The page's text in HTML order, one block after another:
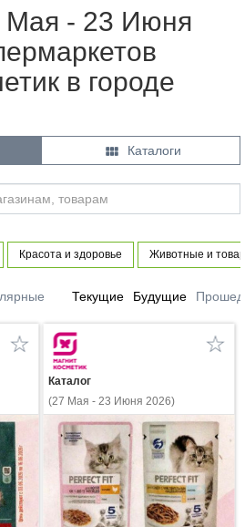
Мая - 23 Июня
в городе
 Каталоги
Красота и здоровье Животные и
Текущие Будущие
Каталог
(27 Мая - 23 Июня 2026)